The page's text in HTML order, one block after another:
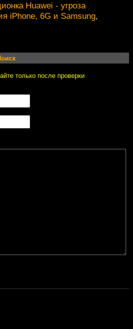
Huawei - угроза
iPhone, 6G и Samsung,
только после проверки